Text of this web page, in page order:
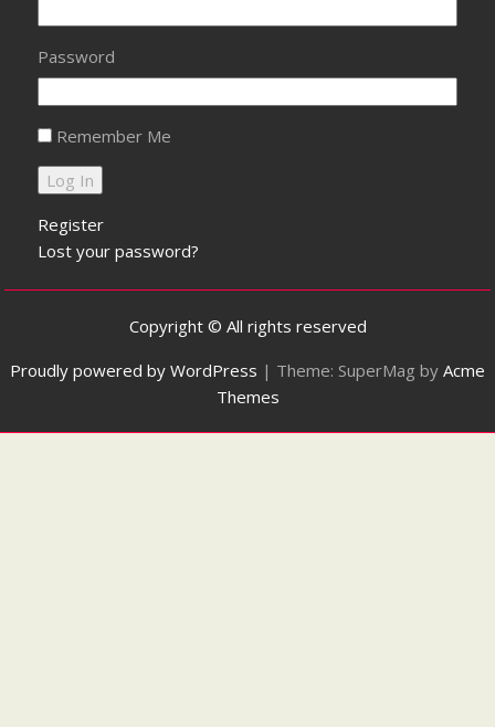
Password
Remember Me
Register
Lost your password?
Copyright © All rights reserved
Proudly powered by WordPress | Theme: SuperMag by Acme
Themes